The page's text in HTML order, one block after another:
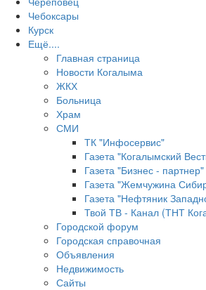
Чебоксары
Курск
Ещё....
Главная страница
Новости Когалыма
ЖКХ
Больница
Храм
СМИ
ТК "Инфосервис"
Газета "Когалымский
Газета "Бизнес - партнер"
Газета "Жемчужина
Газета "Нефтяник
Твой ТВ - Канал (ТНТ
Городской форум
Городская справочная
Объявления
Недвижимость
Сайты